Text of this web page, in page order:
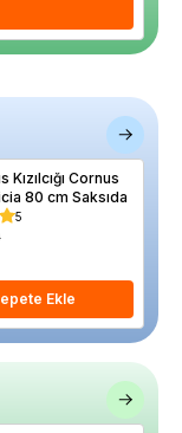
Kızılcığı Cornus
80 cm Saksıda
5
Ekle